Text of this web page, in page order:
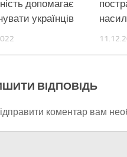
допомагає
українців
ВІДПОВІДЬ
коментар вам